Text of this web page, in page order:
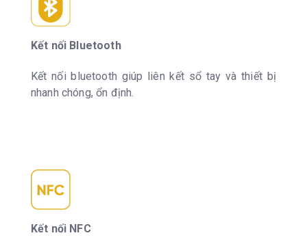
Kết nối Bluetooth
Kết nối bluetooth giúp liên kết sổ tay và thiết bị
nhanh chóng, ổn định.
Kết nối NFC